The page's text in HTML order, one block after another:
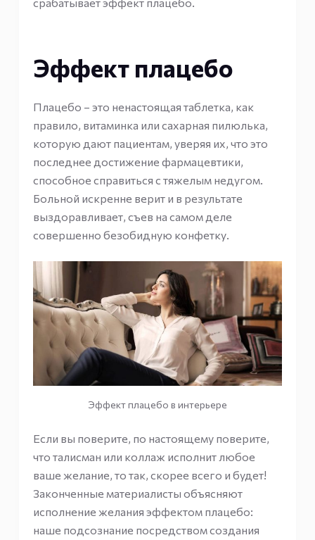
Эффект плацебо
Плацебо – это ненастоящая таблетка, как
правило, витаминка или сахарная пилюлька,
которую дают пациентам, уверяя их, что это
последнее достижение фармацевтики,
способное справиться с тяжелым недугом.
Больной искренне верит и в результате
выздоравливает, съев на самом деле
совершенно безобидную конфетку.
Эффект плацебо в интерьере
Если вы поверите, по настоящему поверите,
что талисман или коллаж исполнит любое
ваше желание, то так, скорее всего и будет!
Законченные материалисты объясняют
исполнение желания эффектом плацебо:
наше подсознание посредством создания